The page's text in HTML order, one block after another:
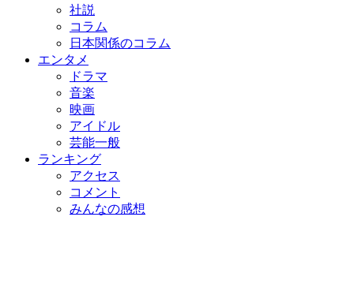
社説
コラム
日本関係のコラム
エンタメ
ドラマ
音楽
映画
アイドル
芸能一般
ランキング
アクセス
コメント
みんなの感想